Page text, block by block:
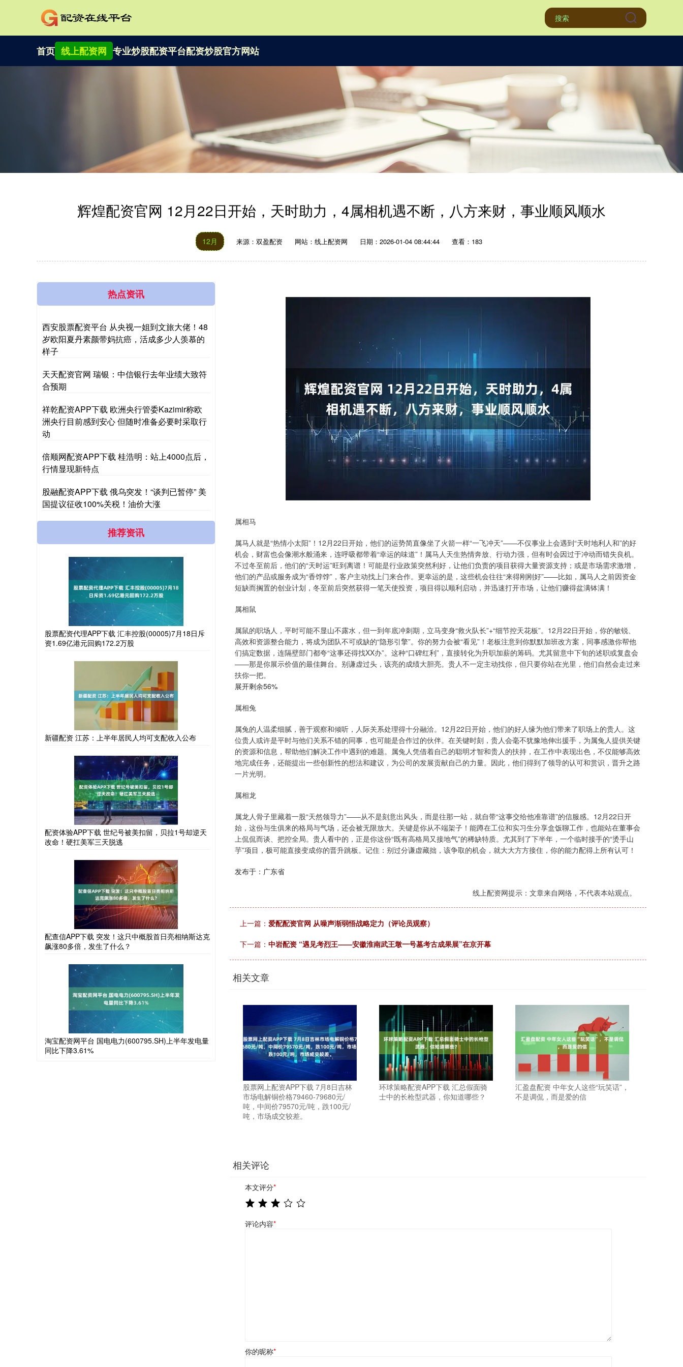
首页 线上配资网 专业炒股配资平台配资炒股官方网站
辉煌配资官网 12月22日开始，天时助力，4属相机遇不断，八方来财，事业顺风顺水
12月 来源：双盈配资 网站：线上配资网 日期：2026-01-04 08:44:44 查看：183
属相马
属马人就是“热情小太阳”！12月22日开始，他们的运势简直像坐了火箭一样“一飞冲天”——不仅事业上会遇到“天时地利人和”的好
机会，财富也会像潮水般涌来，连呼吸都带着“幸运的味道”！属马人天生热情奔放、行动力强，但有时会因过于冲动而错失良机。
不过冬至前后，他们的“天时运”旺到离谱！可能是行业政策突然利好，让他们负责的项目获得大量资源支持；或是市场需求激增，
他们的产品或服务成为“香饽饽”，客户主动找上门来合作。更幸运的是，这些机会往往“来得刚刚好”——比如，属马人之前因资金
短缺而搁置的创业计划，冬至前后突然获得一笔天使投资，项目得以顺利启动，并迅速打开市场，让他们赚得盆满钵满！
属相鼠
属鼠的职场人，平时可能不显山不露水，但一到年底冲刺期，立马变身“救火队长”+“细节控天花板”。12月22日开始，你的敏锐、
高效和资源整合能力，将成为团队不可或缺的“隐形引擎”。你的努力会被“看见”！老板注意到你默默加班改方案，同事感激你帮他
们搞定数据，连隔壁部门都夸“这事还得找XX办”。这种“口碑红利”，直接转化为升职加薪的筹码。尤其留意中下旬的述职或复盘会
——那是你展示价值的最佳舞台。别谦虚过头，该亮的成绩大胆亮。贵人不一定主动找你，但只要你站在光里，他们自然会走过来
扶你一把。
展开剩余56%
属相兔
属兔的人温柔细腻，善于观察和倾听，人际关系处理得十分融洽。12月22日开始，他们的好人缘为他们带来了职场上的贵人。这
位贵人或许是平时与他们关系不错的同事，也可能是合作过的伙伴。在关键时刻，贵人会毫不犹豫地伸出援手，为属兔人提供关键
的资源和信息，帮助他们解决工作中遇到的难题。属兔人凭借着自己的聪明才智和贵人的扶持，在工作中表现出色，不仅能够高效
地完成任务，还能提出一些创新性的想法和建议，为公司的发展贡献自己的力量。因此，他们得到了领导的认可和赏识，晋升之路
一片光明。
属相龙
属龙人骨子里藏着一股“天然领导力”——从不是刻意出风头，而是往那一站，就自带“这事交给他准靠谱”的信服感。12月22日开
始，这份与生俱来的格局与气场，还会被无限放大。关键是你从不端架子！能蹲在工位和实习生分享盒饭聊工作，也能站在董事会
上侃侃而谈、把控全局。贵人看中的，正是你这份“既有高格局又接地气”的稀缺特质。尤其到了下半年，一个临时接手的“烫手山
芋”项目，极可能直接变成你的晋升跳板。记住：别过分谦虚藏拙，该争取的机会，就大大方方接住，你的能力配得上所有认可！
发布于：广东省
线上配资网提示：文章来自网络，不代表本站观点。
上一篇： 爱配配资官网 从噪声渐弱悟战略定力（评论员观察）
下一篇： 中岩配资 “遇见考烈王——安徽淮南武王墩一号墓考古成果展”在京开幕
相关文章
股票网上配资APP下载 7月8日吉林
市场电解铜价格79460-79680元/
吨，中间价79570元/吨，跌100元/
吨，市场成交较差。
环球策略配资APP下载 汇总假面骑
士中的长枪型武器，你知道哪些？
汇盈盘配资 中年女人这些“玩笑话”，
不是调侃，而是爱的信
相关评论
本文评分*
评论内容*
你的昵称*
热点资讯
西安股票配资平台 从央视一姐到文旅大佬！48
岁欧阳夏丹素颜带妈抗癌，活成多少人羡慕的
样子
天天配资官网 瑞银：中信银行去年业绩大致符
合预期
祥乾配资APP下载 欧洲央行管委Kazimir称欧
洲央行目前感到安心 但随时准备必要时采取行
动
倍顺网配资APP下载 桂浩明：站上4000点后，
行情显现新特点
股融配资APP下载 俄乌突发！“谈判已暂停” 美
国提议征收100%关税！油价大涨
推荐资讯
股票配资代理APP下载 汇丰控股(00005)7月18日斥
资1.69亿港元回购172.2万股
新疆配资 江苏：上半年居民人均可支配收入公布
配资体验APP下载 世纪号被美扣留，贝拉1号却逆天
改命！硬扛美军三天脱逃
配查信APP下载 突发！这只中概股首日亮相纳斯达克
飙涨80多倍，发生了什么？
淘宝配资网平台 国电电力(600795.SH)上半年发电量
同比下降3.61%